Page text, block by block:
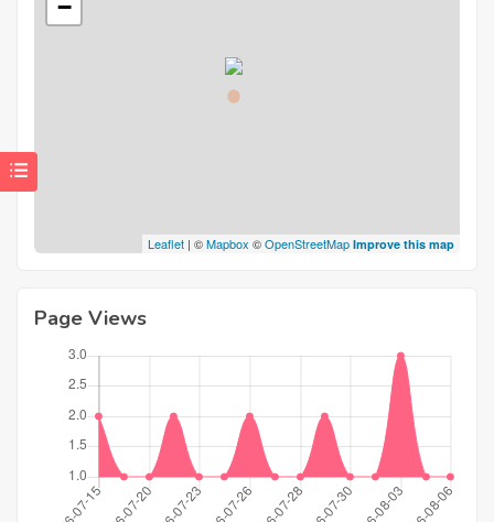
−
Leaflet | ©Mapbox ©OpenStreetMap Improve this map
Page Views